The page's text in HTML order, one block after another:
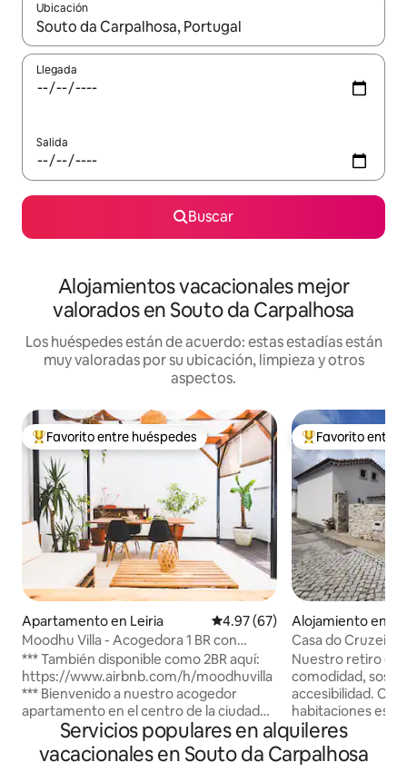
Ubicación
Cuando los resultados estén disponibles, navega con las
Llegada
Salida
Buscar
Alojamientos vacacionales mejor
valorados en Souto da Carpalhosa
Los huéspedes están de acuerdo: estas estadías están
muy valoradas por su ubicación, limpieza y otros
aspectos.
Favorito entre huéspedes preferido
Favorito entre huéspedes
Apartamento en Leiria Calificación promedio: 4.97 de
4.97 (67)
Moodhu Villa - Acogedora 1 BR con
terraza increíble
*** También disponible como 2BR aquí:
https://www.airbnb.com/h/moodhuvilla
*** Bienvenido a nuestro acogedor
apartamento en el centro de la ciudad
de Leiria, ideal para un máximo de 3
huéspedes. Disfruta de un dormitorio
cómodo, un sofá cama, una cocina bien
Favorito entre
Favorito entre
Alojamiento en
Casa do
Casta
Nuestro retiro en
comodidad,
accesibilidad.
habitaciones
moderna. Ofrece
sillas de ruedas a
excepto a una
Servicios populares en alquileres
vacacionales en Souto da Carpalhosa